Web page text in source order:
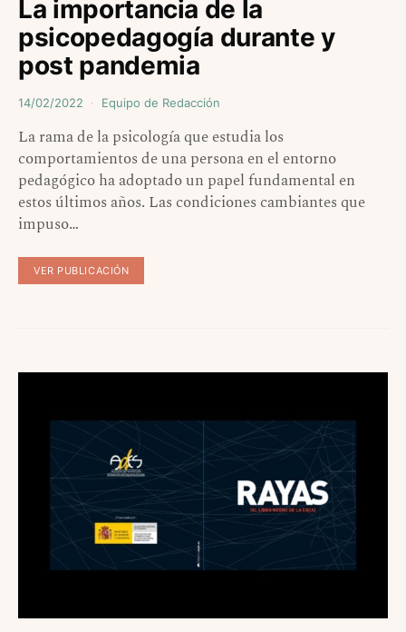
La importancia de la
psicopedagogía durante y
post pandemia
14/02/2022 Equipo de Redacción
La rama de la psicología que estudia los
comportamientos de una persona en el entorno
pedagógico ha adoptado un papel fundamental en
estos últimos años. Las condiciones cambiantes que
impuso…
VER PUBLICACIÓN